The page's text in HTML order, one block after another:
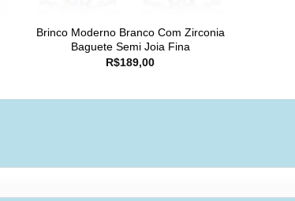
Brinco Moderno Branco Com Zirconia
Baguete Semi Joia Fina
R$189,00